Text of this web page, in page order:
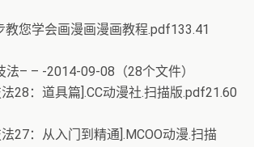
教您学会画漫画漫画教程.pdf133.41
法– – -2014-09-08（28个文件）
28：道具篇].CC动漫社.扫描版.pdf21.60
27：从入门到精通].MCOO动漫.扫描